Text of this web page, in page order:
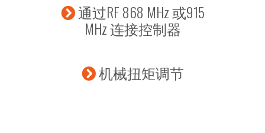
通过RF 868 MHz 或915
MHz 连接控制器
机械扭矩调节